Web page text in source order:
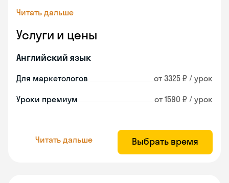
Читать дальше
Услуги и цены
Английский язык
Для маркетологов от 3325 ₽ / урок
Уроки премиум от 1590 ₽ / урок
Читать дальше Выбрать время